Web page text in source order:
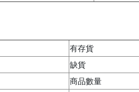
有存貨
缺貨
商品數量